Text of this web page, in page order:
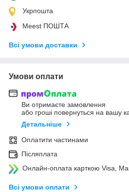
Укрпошта
Meest ПОШТА
Всі умови доставки
Умови оплати
Ви отримаєте замовлення
або гроші повернуться на вашу
Детальніше
Оплатити частинами
Післяплата
Онлайн-оплата карткою Visa,
Всі умови оплати